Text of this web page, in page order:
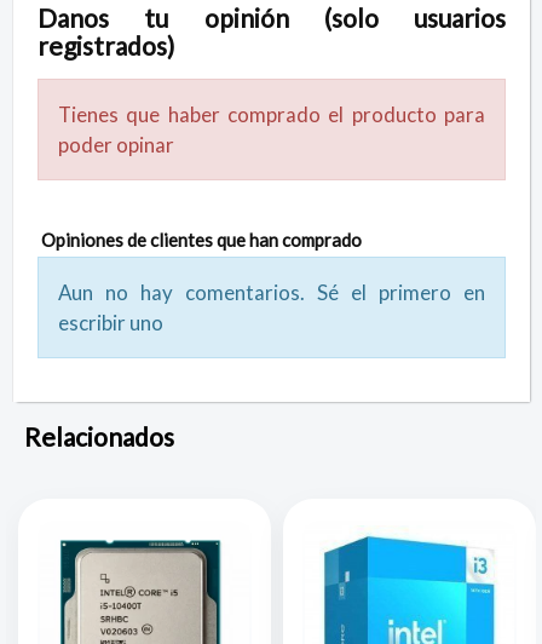
Danos tu opinión (solo usuarios
registrados)
Tienes que haber comprado el producto para
poder opinar
Opiniones de clientes que han comprado
Aun no hay comentarios. Sé el primero en
escribir uno
Relacionados